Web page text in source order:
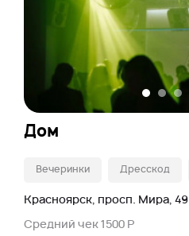
Дом
Вечеринки Дресскод
Красноярск, просп. Мира, 49
Средний чек 1500 Р